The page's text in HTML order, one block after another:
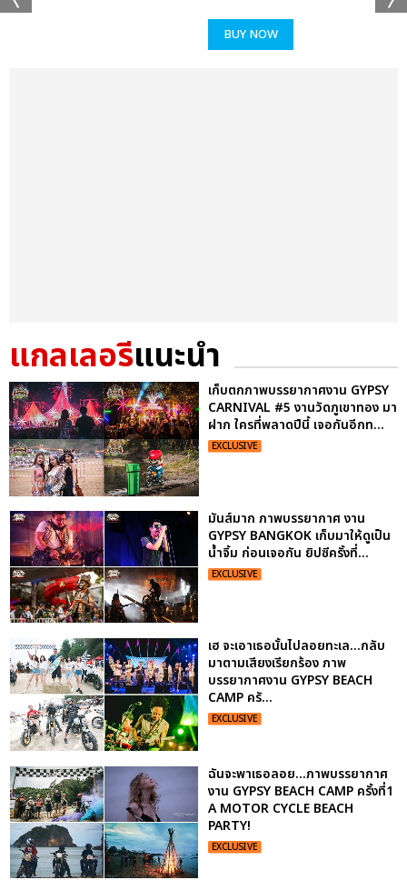
BUY NOW
แกลเลอรีแนะนำ
เก็บตกภาพบรรยากาศงาน GYPSY
CARNIVAL #5 งานวัดภูเขาทอง มา
ฝาก ใครที่พลาดปีนี้ เจอกันอีกท...
EXCLUSIVE
มันส์มาก ภาพบรรยากาศ งาน
GYPSY BANGKOK เก็บมาให้ดูเป็น
น้ำจิ้ม ก่อนเจอกัน ยิปซีครั้งที่...
EXCLUSIVE
เฮ จะเอาเธอนั้นไปลอยทะเล...กลับ
มาตามเสียงเรียกร้อง ภาพ
บรรยากาศงาน GYPSY BEACH
CAMP ครั...
EXCLUSIVE
ฉันจะพาเธอลอย...ภาพบรรยากาศ
งาน GYPSY BEACH CAMP ครั้งที่1
A MOTOR CYCLE BEACH
PARTY!
EXCLUSIVE